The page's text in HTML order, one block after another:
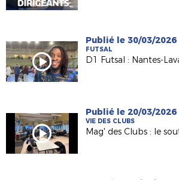
Publié le 30/03/2026
FUTSAL
Publié le 20/03/2026
VIE DES CLUBS